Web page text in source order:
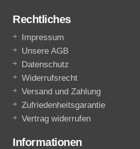
Rechtliches
Impressum
Unsere AGB
Datenschutz
Widerrufsrecht
Versand und Zahlung
Zufriedenheitsgarantie
Vertrag widerrufen
Informationen